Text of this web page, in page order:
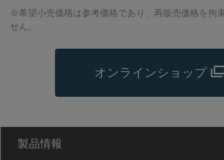
※希望小売価格は参考価格であり、再販売価格を拘
せん。
オンラインショップ
製品情報